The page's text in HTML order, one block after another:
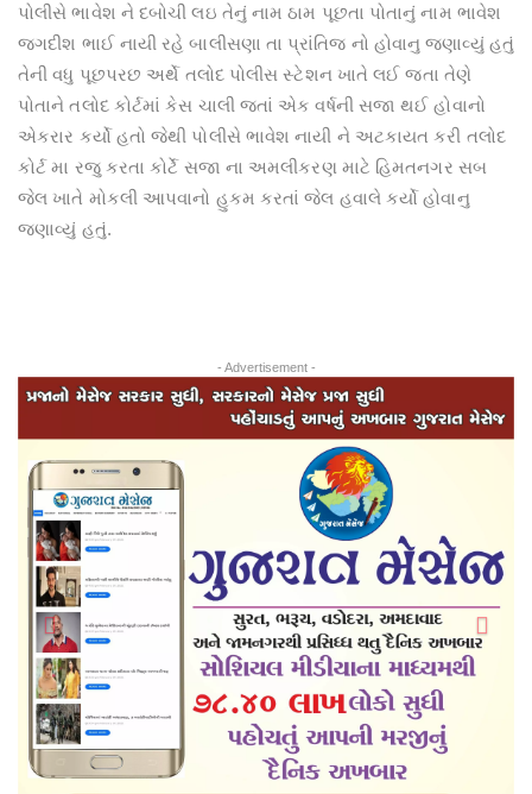
પોલીસે ભાવેશ ને દબોચી લઇ તેનું નામ ઠામ પૂછતા પોતાનું નામ ભાવેશ
જગદીશ ભાઈ નાયી રહે બાલીસણા તા પ્રાંતિજ નો હોવાનુ જણાવ્યું હતું
તેની વધુ પૂછપરછ અર્થે તલોદ પોલીસ સ્ટેશન ખાતે લઈ જતા તેણે
પોતાને તલોદ કોર્ટમાં કેસ ચાલી જતાં એક વર્ષની સજા થઈ હોવાનો
એકરાર કર્યો હતો જેથી પોલીસે ભાવેશ નાયી ને અટકાયત કરી તલોદ
કોર્ટ મા રજુ કરતા કોર્ટે સજા ના અમલીકરણ માટે હિમતનગર સબ
જેલ ખાતે મોકલી આપવાનો હુકમ કરતાં જેલ હવાલે કર્યો હોવાનુ
જણાવ્યું હતું.
- Advertisement -
Previous